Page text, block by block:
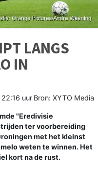
LANGS
IN
uur Bron: XYTO Media
"Eredivisie
ter voorbereiding
met het kleinst
weten te winnen. Het
kort na de rust.